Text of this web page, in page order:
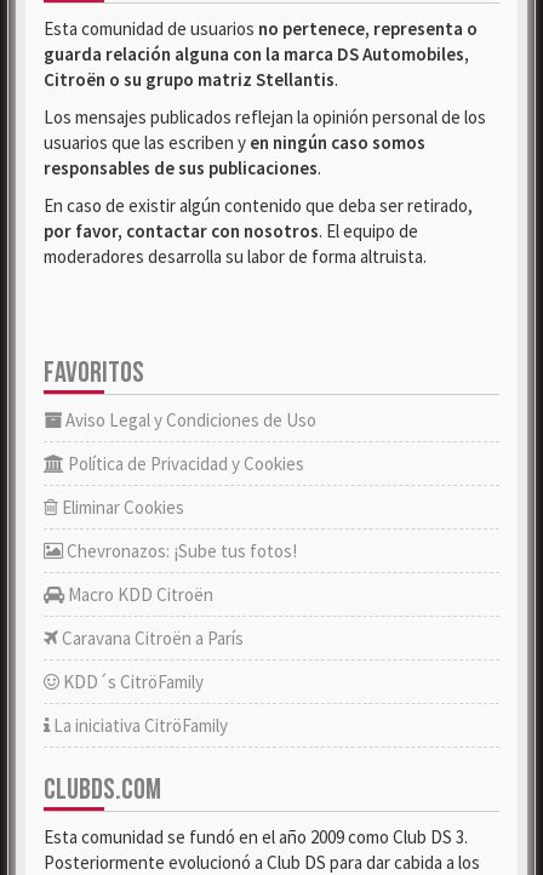
Esta comunidad de usuarios no pertenece, representa o
guarda relación alguna con la marca DS Automobiles,
Citroën o su grupo matriz Stellantis.
Los mensajes publicados reflejan la opinión personal de los
usuarios que las escriben y en ningún caso somos
responsables de sus publicaciones.
En caso de existir algún contenido que deba ser retirado,
por favor, contactar con nosotros. El equipo de
moderadores desarrolla su labor de forma altruista.
FAVORITOS
Aviso Legal y Condiciones de Uso
Política de Privacidad y Cookies
Eliminar Cookies
Chevronazos: ¡Sube tus fotos!
Macro KDD Citroën
Caravana Citroën a París
KDD´s CitröFamily
La iniciativa CitröFamily
CLUBDS.COM
Esta comunidad se fundó en el año 2009 como Club DS 3.
Posteriormente evolucionó a Club DS para dar cabida a los